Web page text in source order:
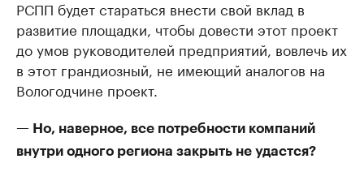
РСПП будет стараться внести свой вклад в
развитие площадки, чтобы довести этот проект
до умов руководителей предприятий, вовлечь их
в этот грандиозный, не имеющий аналогов на
Вологодчине проект.
— Но, наверное, все потребности компаний
внутри одного региона закрыть не удастся?